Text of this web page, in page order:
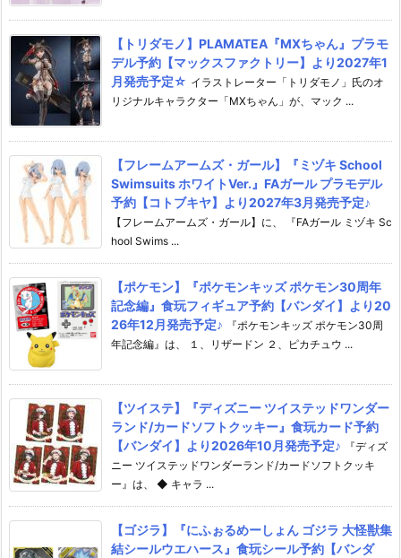
【トリダモノ】PLAMATEA『MXちゃん』プラモ
デル予約【マックスファクトリー】より2027年1
月発売予定☆ イラストレーター「トリダモノ」氏のオ
リジナルキャラクター「MXちゃん」が、マック ...
【フレームアームズ・ガール】『ミヅキ School
Swimsuits ホワイトVer.』FAガール プラモデル
予約【コトブキヤ】より2027年3月発売予定♪
【フレームアームズ・ガール】に、 『FAガール ミヅキ Sc
hool Swims ...
【ポケモン】『ポケモンキッズ ポケモン30周年
記念編』食玩フィギュア予約【バンダイ】より20
26年12月発売予定♪
『ポケモンキッズ ポケモン30周
年記念編』は、 １、リザードン ２、ピカチュウ ...
【ツイステ】『ディズニー ツイステッドワンダー
ランド/カードソフトクッキー』食玩カード予約
【バンダイ】より2026年10月発売予定♪
『ディズ
ニー ツイステッドワンダーランド/カードソフトクッキ
ー』は、 ◆ キャラ ...
【ゴジラ】『にふぉるめーしょん ゴジラ 大怪獣集
結シールウエハース』食玩シール予約【バンダ